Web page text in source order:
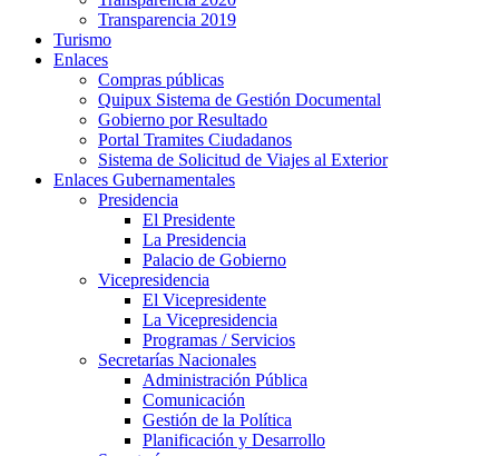
Transparencia 2019
Turismo
Enlaces
Compras públicas
Quipux Sistema de Gestión Documental
Gobierno por Resultado
Portal Tramites Ciudadanos
Sistema de Solicitud de Viajes al Exterior
Enlaces Gubernamentales
Presidencia
El Presidente
La Presidencia
Palacio de Gobierno
Vicepresidencia
El Vicepresidente
La Vicepresidencia
Programas / Servicios
Secretarías Nacionales
Administración Pública
Comunicación
Gestión de la Política
Planificación y Desarrollo